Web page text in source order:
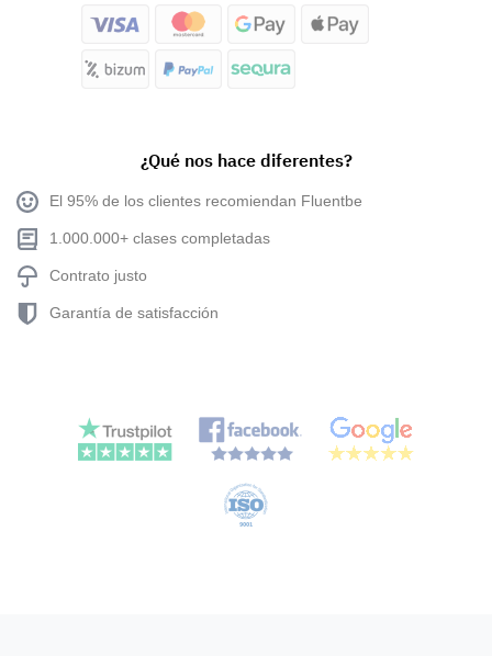
¿Qué nos hace diferentes?
El 95% de los clientes recomiendan Fluentbe
1.000.000+ clases completadas
Contrato justo
Garantía de satisfacción